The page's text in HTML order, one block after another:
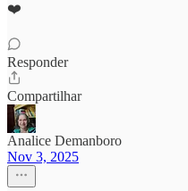
❤️
Responder
Compartilhar
Analice Demanboro
Nov 3, 2025